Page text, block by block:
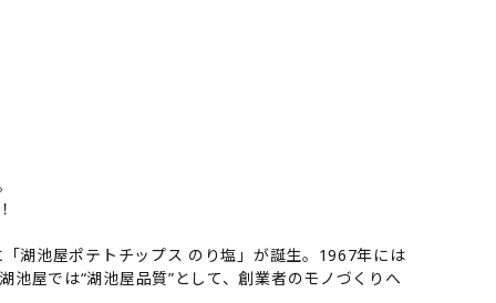
湖池屋ポテトチップス のり塩」が誕生。1967年には
屋では“湖池屋品質”として、創業者のモノづくりへ